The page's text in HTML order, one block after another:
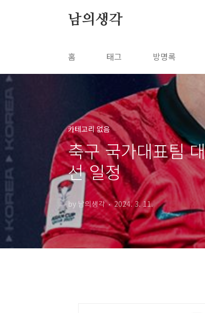
남의생각
홈 태그 방명록
카테고리 없음
축구 국가대표팀
선 일정
by 남의생각 2024. 3. 11.